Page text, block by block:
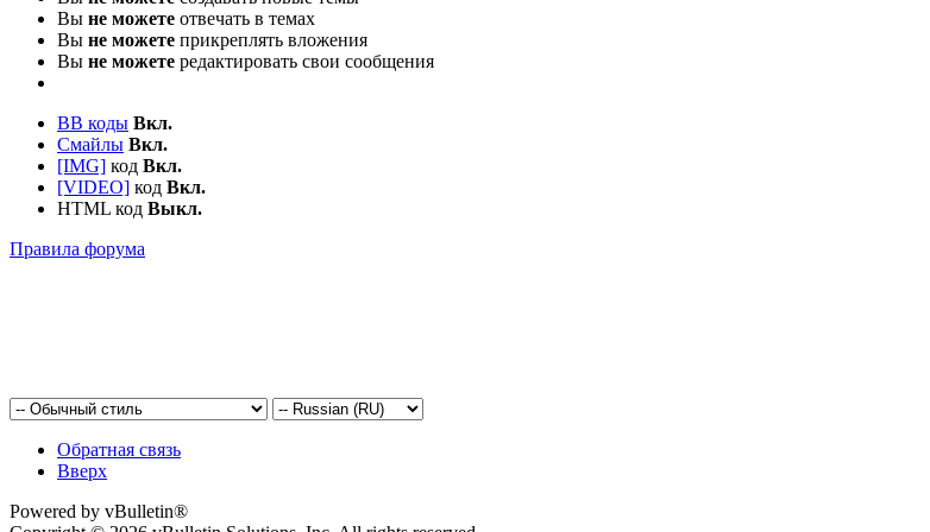
Вы не можете отвечать в темах
Вы не можете прикреплять вложения
Вы не можете редактировать свои сообщения
BB коды Вкл.
Смайлы Вкл.
[IMG] код Вкл.
[VIDEO] код Вкл.
HTML код Выкл.
Правила форума
Обратная связь
Вверх
Powered by vBulletin®